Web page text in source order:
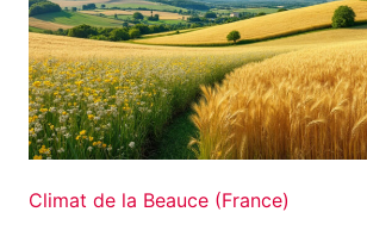
Climat de la Beauce (France)